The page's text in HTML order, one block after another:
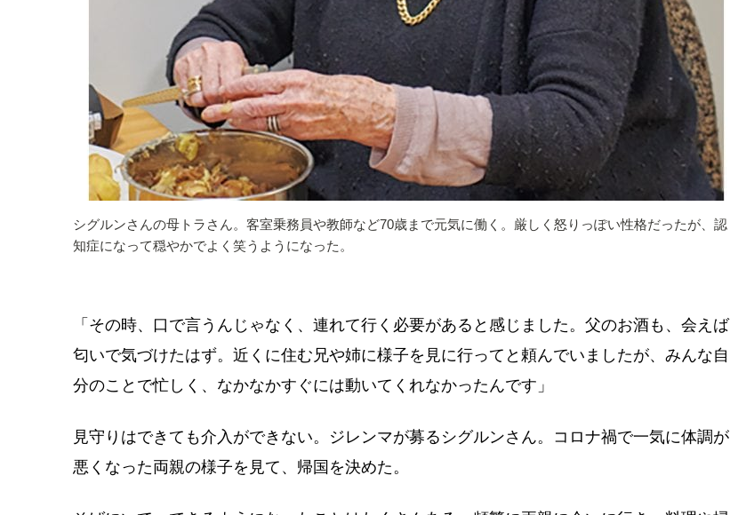
シグルンさんの母トラさん。客室乗務員や教師など70歳まで元気に働く。厳しく怒りっぽい性格だったが、認
知症になって穏やかでよく笑うようになった。
「その時、口で言うんじゃなく、連れて行く必要があると感じました。父のお酒も、会えば
匂いで気づけたはず。近くに住む兄や姉に様子を見に行ってと頼んでいましたが、みんな自
分のことで忙しく、なかなかすぐには動いてくれなかったんです」
見守りはできても介入ができない。ジレンマが募るシグルンさん。コロナ禍で一気に体調が
悪くなった両親の様子を見て、帰国を決めた。